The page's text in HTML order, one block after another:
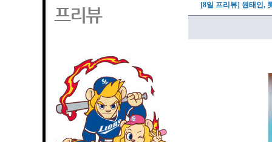
프리뷰 [8일 프리뷰] 원태인,